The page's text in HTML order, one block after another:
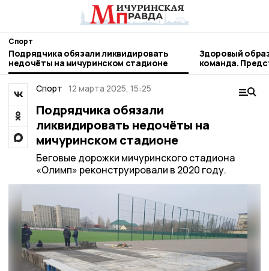
Спорт
Подрядчика обязали ликвидировать
недочёты на мичуринском стадионе
Здоровый
команда.
наукограда
Спорт 12 марта 2025, 15:25
Подрядчика обязали
ликвидировать недочёты на
мичуринском стадионе
Беговые дорожки мичуринского стадиона
«Олимп» реконструировали в 2020 году.